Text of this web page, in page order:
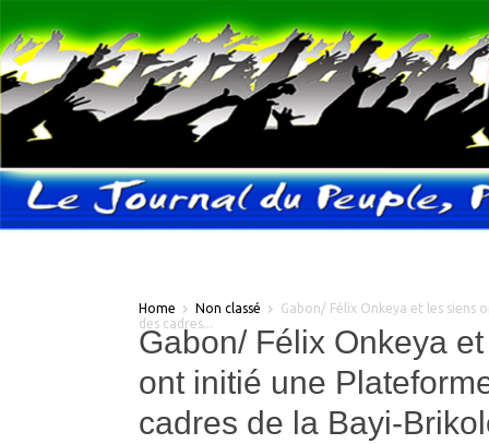
Home Non classé
Gabon/ Félix Onkeya et les siens
des cadres...
Gabon/ Félix Onkeya
ont initié une
cadres de la Bayi-